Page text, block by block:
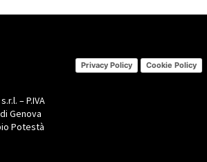
– P.IVA
Genova
Potestà
Privacy Policy Cookie Policy